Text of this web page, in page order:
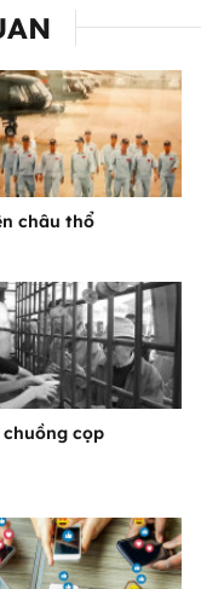
châu thổ
chuồng cọp